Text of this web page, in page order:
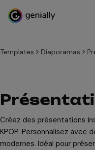
Templates Diaporamas
Créez des présentations
KPOP. Personnalisez avec
modernes. Idéal pour